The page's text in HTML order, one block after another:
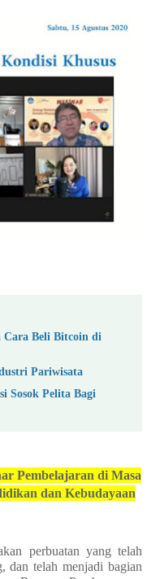
Cara Beli Bitcoin di
Pariwisata
Sosok Pelita Bagi
Pembelajaran di Masa
dan Kebudayaan
perbuatan yang telah
dan telah menjadi bagian